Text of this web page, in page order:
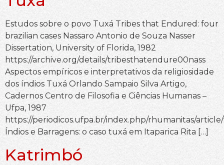
Estudos sobre o povo Tuxá Tribes that Endured: four
brazilian cases Nassaro Antonio de Souza Nasser
Dissertation, University of Florida, 1982
https://archive.org/details/tribesthatendure00nass
Aspectos empíricos e interpretativos da religiosidade
dos índios Tuxá Orlando Sampaio Silva Artigo,
Cadernos Centro de Filosofia e Ciências Humanas –
Ufpa, 1987
https://periodicos.ufpa.br/index.php/rhumanitas/
Índios e Barragens: o caso tuxá em Itaparica Rita […]
Katrimbó